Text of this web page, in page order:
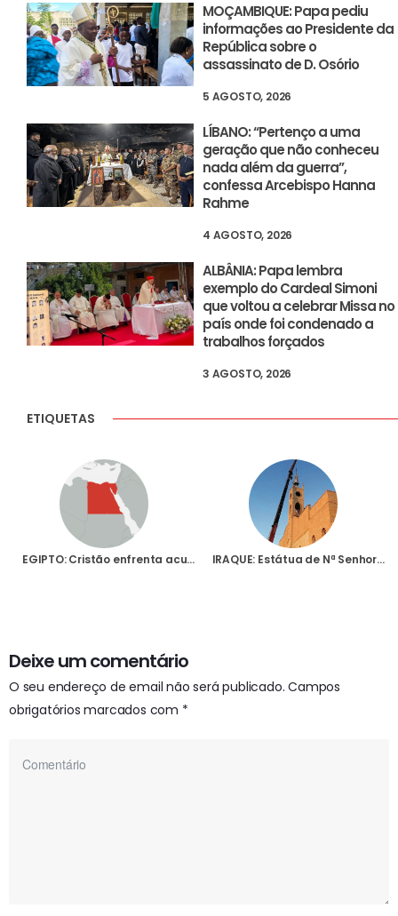
MOÇAMBIQUE: Papa pediu
informações ao Presidente da
República sobre o
assassinato de D. Osório
5 AGOSTO, 2026
LÍBANO: “Pertenço a uma
geração que não conheceu
nada além da guerra”,
confessa Arcebispo Hanna
Rahme
4 AGOSTO, 2026
ALBÂNIA: Papa lembra
exemplo do Cardeal Simoni
que voltou a celebrar Missa no
país onde foi condenado a
trabalhos forçados
3 AGOSTO, 2026
ETIQUETAS
EGIPTO: Cristão enfrenta acusação de terrorismo por tentar proteger a sua casa do ataque de muçulmanos IRAQUE: Estátua de Nª Senhora colocada de novo em Igreja de Qaraqosh é sinal de vida para a comunidade cristã
Deixe um comentário
O seu endereço de email não será publicado. Campos
obrigatórios marcados com *